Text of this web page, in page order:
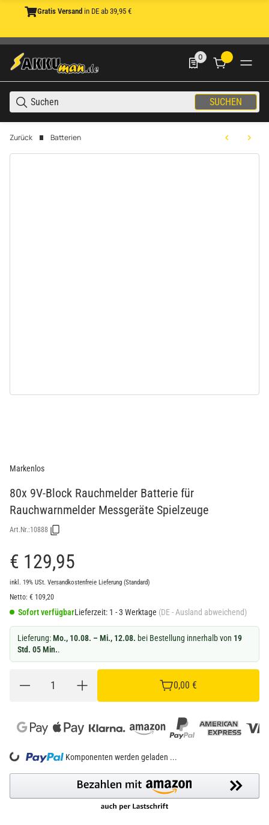
Gratis Versand in DE ab 39,95 €
SUCHEN
0
0 Produkte in der
Zurück Batterien
Markenlos
80x 9V-Block Rauchmelder Batterie für
Rauchwarnmelder Messgeräte Spielzeuge
Art.Nr.:10888
€ 129,95
inkl. 19% USt. Versandkostenfreie Lieferung (Standard)
Netto: € 109,20
Sofort verfügbarLieferzeit: 1 - 3 Werktage (DE - Ausland abweichend)
Lieferung:Mo., 10.08. – Mi., 12.08. bei Bestellung innerhalb von 19
Std. 05 Min..
0,00 €
Komponenten werden geladen ...